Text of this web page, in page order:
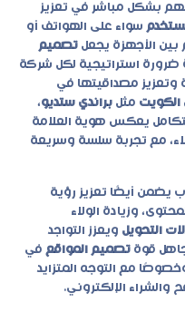
بشكل مباشر في تعزيز
سواء على الهواتف أو
الأجهزة يجعل تصميم
ضرورة استراتيجية لكل شركة
وتعزيز مصداقيتها في
مثل براندي ستديو،
يعكس هوية العلامة
مع تجربة سلسة وسريعة
يضمن أيضًا تعزيز رؤية
وزيادة الولاء
التحويل ويعزز التواجد
قوة تصميم المواقع في
وخصوصًا مع التوجه المتزايد
الإلكتروني.